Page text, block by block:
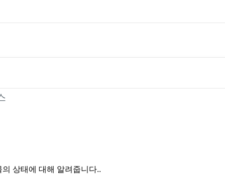
상태에 대해 알려줍니다..